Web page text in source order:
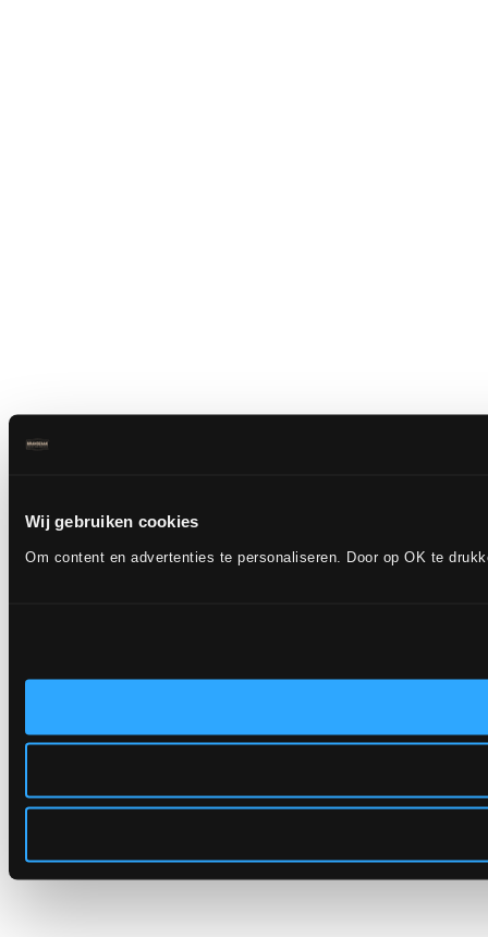
Wij gebruiken cookies
Om content en advertenties te personaliseren. Door op OK te